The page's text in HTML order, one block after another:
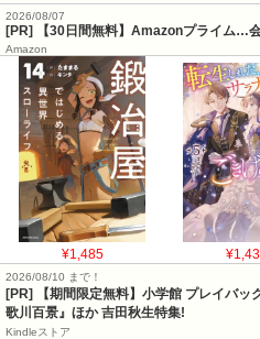
2026/08/07
[PR] 【30日間無料】Amazonプライム…
Amazon
¥1,485
2026/08/10 まで！
[PR] 【期間限定無料】小学館 プレイバ
歌川百景』ほか 吉田秋生特集!
Kindleストア